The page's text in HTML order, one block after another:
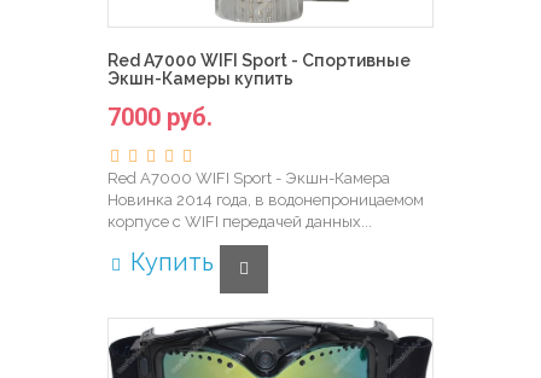
Red A7000 WIFI Sport - Спортивные
Экшн-Камеры купить
7000 руб.
Red A7000 WIFI Sport - Экшн-Камера
Новинка 2014 года, в водонепроницаемом
корпусе с WIFI передачей данных...
Купить